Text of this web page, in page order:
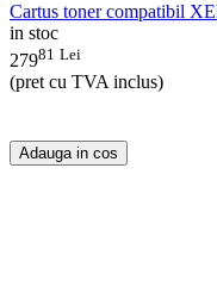
Cartus toner compatibil
in stoc
27981 Lei
(pret cu TVA inclus)
Adauga in cos